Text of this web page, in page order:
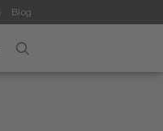
Blog